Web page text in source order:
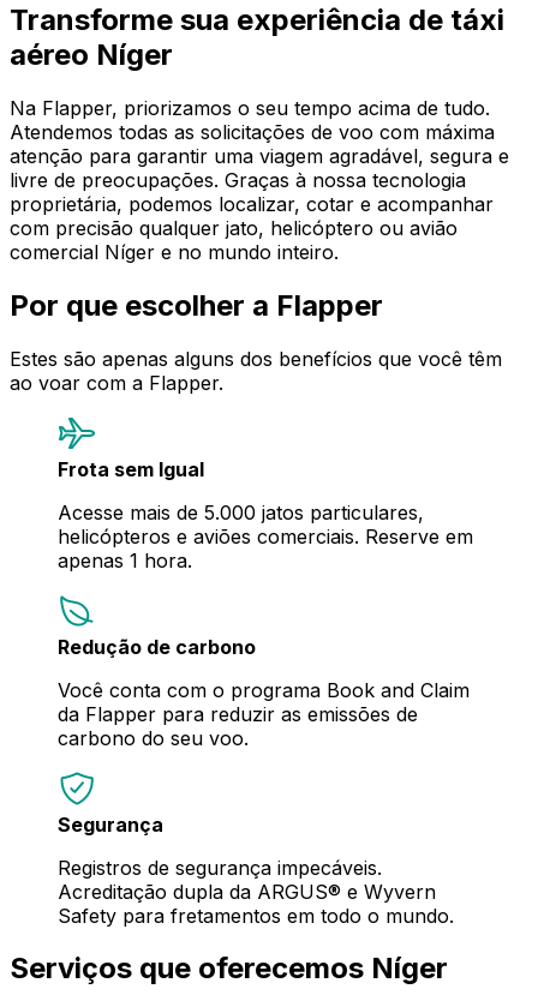
Transforme sua experiência de táxi
aéreo Níger
Na Flapper, priorizamos o seu tempo acima de tudo.
Atendemos todas as solicitações de voo com máxima
atenção para garantir uma viagem agradável, segura e
livre de preocupações. Graças à nossa tecnologia
proprietária, podemos localizar, cotar e acompanhar
com precisão qualquer jato, helicóptero ou avião
comercial Níger e no mundo inteiro.
Por que escolher a Flapper
Estes são apenas alguns dos benefícios que você têm
ao voar com a Flapper.
Frota sem Igual
Acesse mais de 5.000 jatos particulares,
helicópteros e aviões comerciais. Reserve em
apenas 1 hora.
Redução de carbono
Você conta com o programa Book and Claim
da Flapper para reduzir as emissões de
carbono do seu voo.
Segurança
Registros de segurança impecáveis.
Acreditação dupla da ARGUS® e Wyvern
Safety para fretamentos em todo o mundo.
Serviços que oferecemos Níger